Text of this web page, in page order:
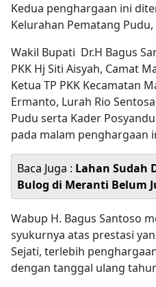
Kedua penghargaan ini
Kelurahan Pematang
Wakil Bupati Dr.H Bagus
PKK Hj Siti Aisyah, Camat
Ketua TP PKK Kecamatan
Ermanto, Lurah Rio
Pudu serta Kader
pada malam penghargaan
Baca Juga : Lahan Sudah
Bulog di Meranti Belum
Wabup H. Bagus Santoso
syukurnya atas prestasi
Sejati, terlebih
dengan tanggal ulang